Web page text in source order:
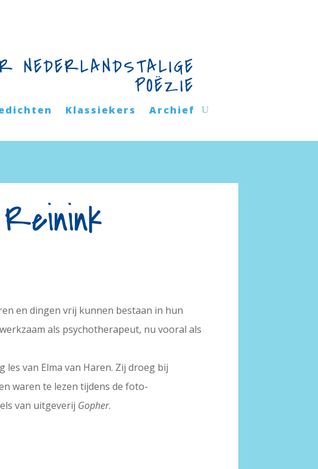
NEDERLANDSTALIGE
POËZIE
Klassiekers Archief
en dingen vrij kunnen bestaan in hun
als psychotherapeut, nu vooral als
les van Elma van Haren. Zij droeg bij
waren te lezen tijdens de foto-
van uitgeverij Gopher.